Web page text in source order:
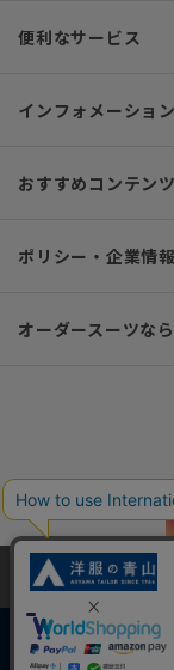
便利なサービス
インフォメーション
おすすめコンテンツ
ポリシー・企業情報
オーダースーツな
当サイトでは、快適
しています。閲覧を
します。詳細については